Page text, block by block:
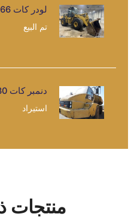
لودر كات 966 جي
تم البيع
دنمبر كات 730
استيراد
منتجات